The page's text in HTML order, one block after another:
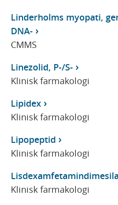
Linderholms myopati,
DNA-
CMMS
Linezolid, P-/S-
Klinisk farmakologi
Lipidex
Klinisk farmakologi
Lipopeptid
Klinisk farmakologi
Klinisk farmakologi